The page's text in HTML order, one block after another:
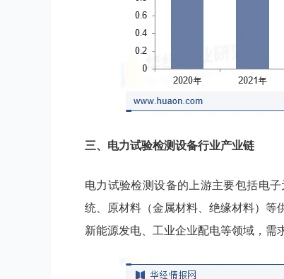
三、 电力试验检测设备行业产业链
电力试验检测设备的上游主要包括电
统、原材料（金属材料、绝缘材料）等
新能源发电、工业企业配电等领域，需